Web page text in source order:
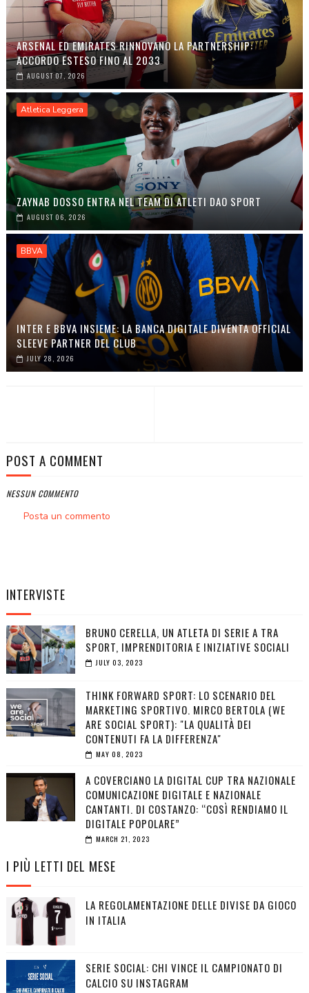
ARSENAL ED EMIRATES RINNOVANO LA PARTNERSHIP:
ACCORDO ESTESO FINO AL 2033
AUGUST 07, 2026
Atletica Leggera
ZAYNAB DOSSO ENTRA NEL TEAM DI ATLETI DAO SPORT
AUGUST 06, 2026
BBVA
INTER E BBVA INSIEME: LA BANCA DIGITALE DIVENTA OFFICIAL
SLEEVE PARTNER DEL CLUB
JULY 28, 2026
POST A COMMENT
NESSUN COMMENTO
Posta un commento
INTERVISTE
BRUNO CERELLA, UN ATLETA DI SERIE A TRA
SPORT, IMPRENDITORIA E INIZIATIVE SOCIALI
JULY 03, 2023
THINK FORWARD SPORT: LO SCENARIO DEL
MARKETING SPORTIVO. MIRCO BERTOLA (WE
ARE SOCIAL SPORT): "LA QUALITÀ DEI
CONTENUTI FA LA DIFFERENZA"
MAY 08, 2023
A COVERCIANO LA DIGITAL CUP TRA NAZIONALE
COMUNICAZIONE DIGITALE E NAZIONALE
CANTANTI. DI COSTANZO: “COSÌ RENDIAMO IL
DIGITALE POPOLARE”
MARCH 21, 2023
I PIÙ LETTI DEL MESE
LA REGOLAMENTAZIONE DELLE DIVISE DA GIOCO
IN ITALIA
SERIE SOCIAL: CHI VINCE IL CAMPIONATO DI
CALCIO SU INSTAGRAM